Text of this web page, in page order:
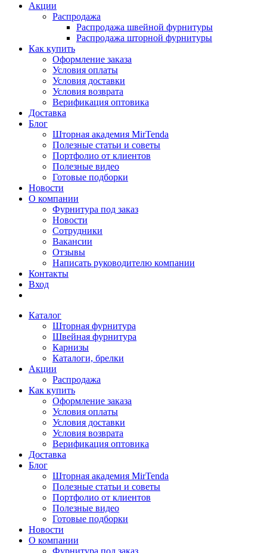
Акции
Распродажа
Распродажа швейной фурнитуры
Распродажа шторной фурнитуры
Как купить
Оформление заказа
Условия оплаты
Условия доставки
Условия возврата
Верификация оптовика
Доставка
Блог
Шторная академия MirTenda
Полезные статьи и советы
Портфолио от клиентов
Полезные видео
Готовые подборки
Новости
О компании
Фурнитура под заказ
Новости
Сотрудники
Вакансии
Отзывы
Написать руководителю компании
Контакты
Вход
Каталог
Шторная фурнитура
Швейная фурнитура
Карнизы
Каталоги, брелки
Акции
Распродажа
Как купить
Оформление заказа
Условия оплаты
Условия доставки
Условия возврата
Верификация оптовика
Доставка
Блог
Шторная академия MirTenda
Полезные статьи и советы
Портфолио от клиентов
Полезные видео
Готовые подборки
Новости
О компании
Фурнитура под заказ